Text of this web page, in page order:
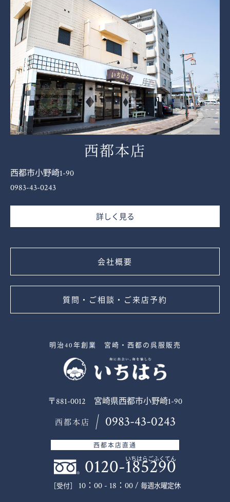
西都本店
西都市小野崎1-90
0983-43-0243
詳しく見る
会社概要
質問・ご相談・ご来店予約
明治40年創業 宮崎・西都の呉服販売
〒881-0012 宮崎県西都市小野崎1-90
西都本店 0983-43-0243
西都本店直通
0120-185290
いちはらごふくてん
［受付］ 10：00 - 18：00 / 毎週水曜定休